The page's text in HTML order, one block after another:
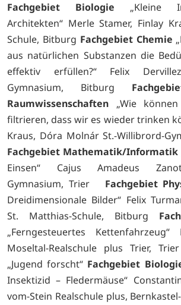
Fachgebiet Biologie „Kleine
Architekten“ Merle Stamer, Finlay
Schule, Bitburg Fachgebiet Chemie
aus natürlichen Substanzen die
effektiv erfüllen?“ Felix
Gymnasium, Bitburg
Raumwissenschaften „Wie
filtrieren, dass wir es wieder trinken
Kraus, Dóra Molnár St.-Willibrord-
Fachgebiet Mathematik/Informatik
Einsen“ Cajus Amadeus
Gymnasium, Trier
Fachgebiet
Dreidimensionale Bilder“ Felix
St. Matthias-Schule, Bitburg
„Ferngesteuertes Kettenfahrzeug“
Moseltal-Realschule plus Trier,
„Jugend forscht“ Fachgebiet
Insektizid – Fledermäuse“
vom-Stein Realschule plus,